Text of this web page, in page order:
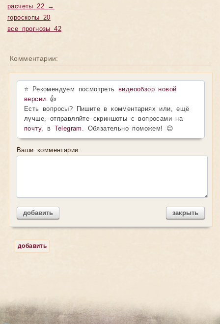
расчеты 22 →
гороскопы 20
все прогнозы 42
Комментарии:
⭐ Рекомендуем посмотретьвидеообзор новой
версии 👍
Есть вопросы? Пишите в комментариях или, ещё
лучше, отправляйте скриншоты с вопросами на
почту, в Telegram . Обязательно поможем! 😊
Ваши комментарии:
добавить закрыть
добавить